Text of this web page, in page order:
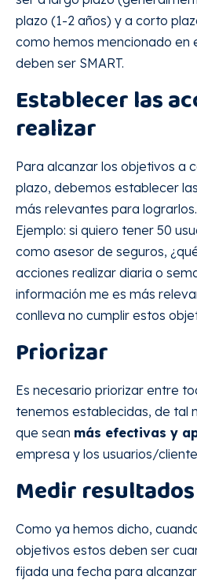
plazo (1-2 años) y a corto
como hemos mencionado en
deben ser SMART.
Establecer las
realizar
Para alcanzar los objetivos a
plazo, debemos establecer
más relevantes para lograrlos.
Ejemplo: si quiero tener 50
como asesor de seguros,
acciones realizar diaria o
información me es más
conlleva no cumplir estos
Priorizar
Es necesario priorizar entre
tenemos establecidas, de tal
que sean más efectivas y
empresa y los usuarios/
Medir resultados
Como ya hemos dicho,
objetivos estos deben ser
fijada una fecha para